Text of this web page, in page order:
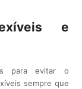
e
para evitar o
sempre que